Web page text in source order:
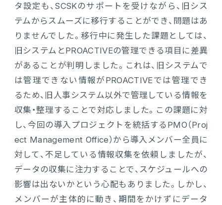
タ設定も、SCSKのサポートを受けながら、旧シス
テムからスムーズに移行することができ、問題はあ
りませんでした。移行中に発生した課題としては、
旧システムとPROACTIVEの管理できる項目に差異
があることが判明しました。これは、旧システムで
は管理できない情報がPROACTIVEでは管理でき
るため、旧人事システム以外で管理している情報を
収集・整理することで対応しました。この課題に対
し、今回の導入プロジェクトを統括するPMO（Proj
ect Management Office）から導入メンバー全員に
対して、不足している情報収集を依頼しましたが、
データの収集に注力することで、スケジュールへの
影響は出ないかという心配もありました。しかし、
メンバーが主体的に動き、期間をかけずにデータ